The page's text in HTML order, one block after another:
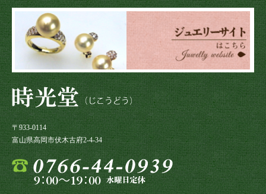
〒933-0114
富山県高岡市伏木古府2-4-34